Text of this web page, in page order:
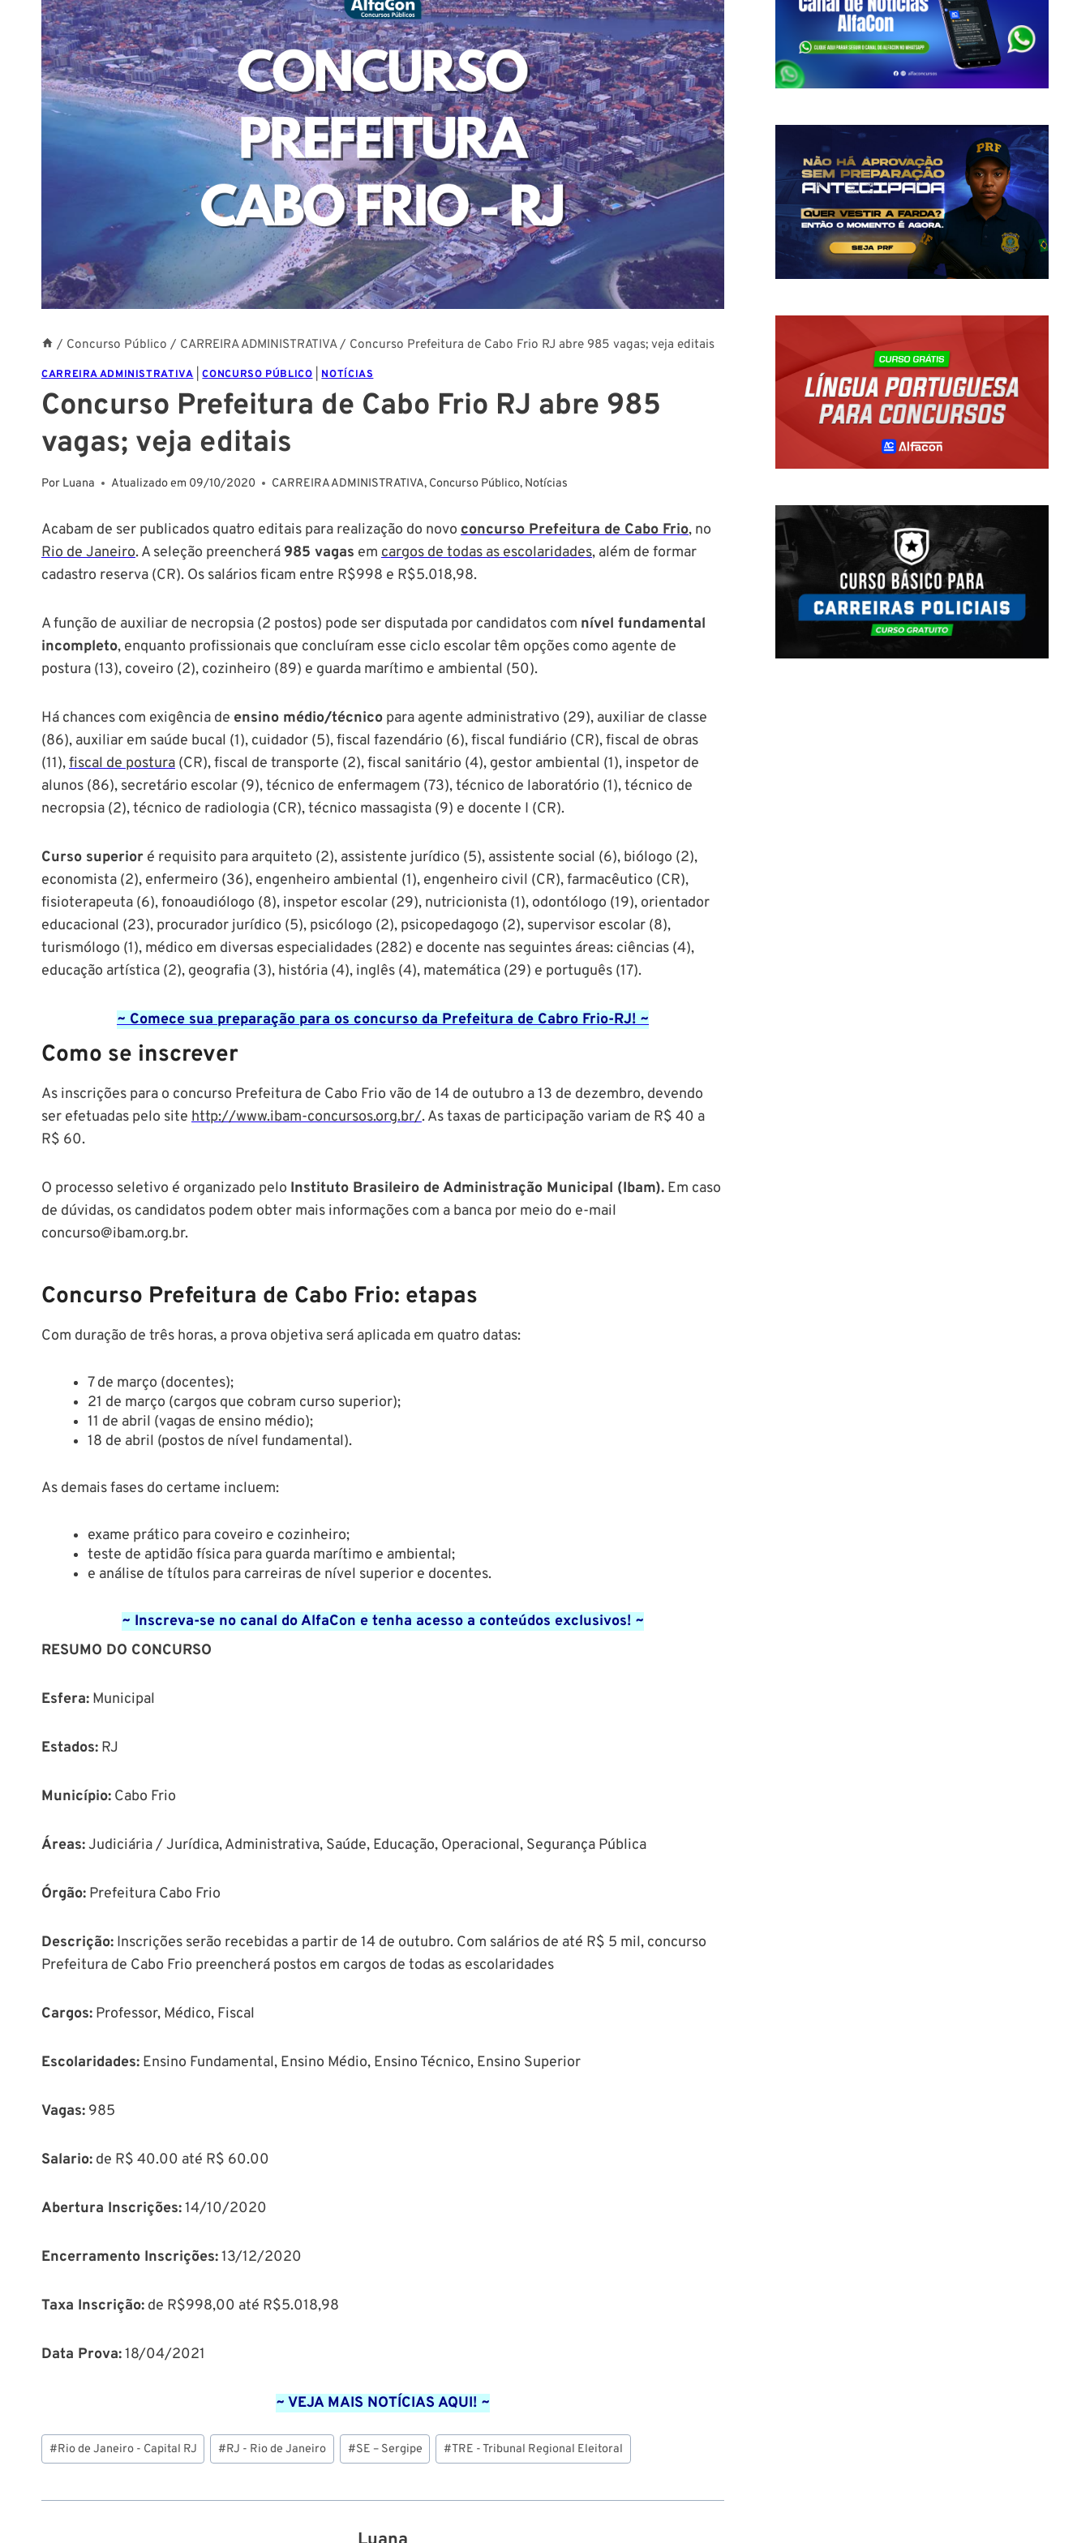
/ Concurso Público / CARREIRA ADMINISTRATIVA / Concurso Prefeitura de Cabo Frio RJ abre 985 vagas; veja editais
CARREIRA ADMINISTRATIVA |CONCURSO PÚBLICO NOTÍCIAS
Concurso Prefeitura de Cabo Frio RJ abre 985
vagas; veja editais
Por Luana Atualizado em 09/10/2020 CARREIRA ADMINISTRATIVA, Concurso Público, Notícias
Acabam de ser publicados quatro editais para realização do novo concurso Prefeitura de Cabo Frio, no
Rio de Janeiro. A seleção preencherá 985 vagas em cargos de todas as escolaridades, além de formar
cadastro reserva (CR). Os salários ficam entre R$998 e R$5.018,98.
A função de auxiliar de necropsia (2 postos) pode ser disputada por candidatos com nível fundamental
incompleto, enquanto profissionais que concluíram esse ciclo escolar têm opções como agente de
postura (13), coveiro (2), cozinheiro (89) e guarda marítimo e ambiental (50).
Há chances com exigência de ensino médio/técnico para agente administrativo (29), auxiliar de classe
(86), auxiliar em saúde bucal (1), cuidador (5), fiscal fazendário (6), fiscal fundiário (CR), fiscal de obras
(11),fiscal de postura (CR), fiscal de transporte (2), fiscal sanitário (4), gestor ambiental (1), inspetor de
alunos (86), secretário escolar (9), técnico de enfermagem (73), técnico de laboratório (1), técnico de
necropsia (2), técnico de radiologia (CR), técnico massagista (9) e docente I (CR).
Curso superior é requisito para arquiteto (2), assistente jurídico (5), assistente social (6), biólogo (2),
economista (2), enfermeiro (36), engenheiro ambiental (1), engenheiro civil (CR), farmacêutico (CR),
fisioterapeuta (6), fonoaudiólogo (8), inspetor escolar (29), nutricionista (1), odontólogo (19), orientador
educacional (23), procurador jurídico (5), psicólogo (2), psicopedagogo (2), supervisor escolar (8),
turismólogo (1), médico em diversas especialidades (282) e docente nas seguintes áreas: ciências (4),
educação artística (2), geografia (3), história (4), inglês (4), matemática (29) e português (17).
~ Comece sua preparação para os concurso da Prefeitura de Cabro Frio-RJ! ~
Como se inscrever
As inscrições para o concurso Prefeitura de Cabo Frio vão de 14 de outubro a 13 de dezembro, devendo
ser efetuadas pelo site http://www.ibam-concursos.org.br/. As taxas de participação variam de R$ 40 a
R$ 60.
O processo seletivo é organizado pelo Instituto Brasileiro de Administração Municipal (Ibam). Em caso
de dúvidas, os candidatos podem obter mais informações com a banca por meio do e-mail
concurso@ibam.org.br.
Concurso Prefeitura de Cabo Frio: etapas
Com duração de três horas, a prova objetiva será aplicada em quatro datas:
7 de março (docentes);
21 de março (cargos que cobram curso superior);
11 de abril (vagas de ensino médio);
18 de abril (postos de nível fundamental).
As demais fases do certame incluem:
exame prático para coveiro e cozinheiro;
teste de aptidão física para guarda marítimo e ambiental;
e análise de títulos para carreiras de nível superior e docentes.
~ Inscreva-se no canal do AlfaCon e tenha acesso a conteúdos exclusivos! ~
RESUMO DO CONCURSO
Esfera: Municipal
Estados: RJ
Município: Cabo Frio
Áreas:Judiciária / Jurídica, Administrativa, Saúde, Educação, Operacional, Segurança Pública
Órgão: Prefeitura Cabo Frio
Descrição: Inscrições serão recebidas a partir de 14 de outubro. Com salários de até R$ 5 mil, concurso
Prefeitura de Cabo Frio preencherá postos em cargos de todas as escolaridades
Cargos: Professor, Médico, Fiscal
Escolaridades: Ensino Fundamental, Ensino Médio, Ensino Técnico, Ensino Superior
Vagas: 985
Salario: de R$ 40.00 até R$ 60.00
Abertura Inscrições:14/10/2020
Encerramento Inscrições:13/12/2020
Taxa Inscrição: de R$998,00 até R$5.018,98
Data Prova:18/04/2021
~ VEJA MAIS NOTÍCIAS AQUI! ~
Tags
do
#Rio de Janeiro - Capital RJ #RJ - Rio de Janeiro #SE – Sergipe #TRE - Tribunal Regional Eleitoral